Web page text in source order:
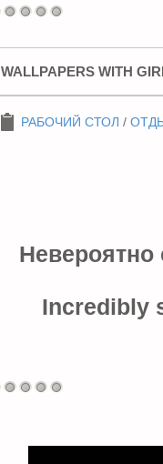
WALLPAPERS WITH
РАБОЧИЙ СТОЛ /
Невероятно
Incredibly